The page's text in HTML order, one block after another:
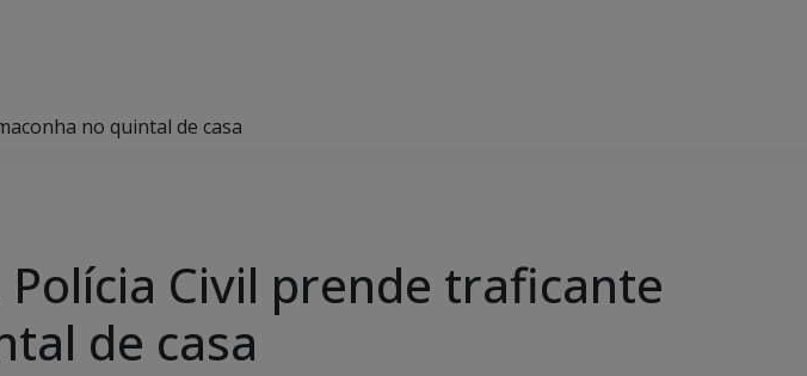
no quintal de casa
Civil prende traficante
de casa